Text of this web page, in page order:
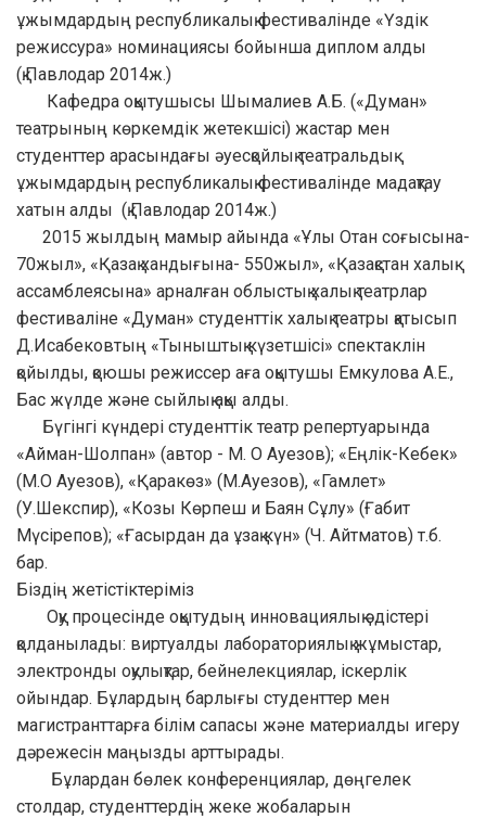
ұжымдардың республикалық фестивалінде «Үздік
режиссура» номинациясы бойынша диплом алды
(қ.Павлодар 2014ж.)
Кафедра оқытушысы Шымалиев А.Б. («Думан»
театрының көркемдік жетекшісі) жастар мен
студенттер арасындағы әуесқойлық театральдық
ұжымдардың республикалық фестивалінде мадақтау
хатын алды (қ.Павлодар 2014ж.)
2015 жылдың мамыр айында «Ұлы Отан соғысына-
70жыл», «Қазақ хандығына- 550жыл», «Қазақстан халық
ассамблеясына» арналған облыстық халық театрлар
фестиваліне «Думан» студенттік халық театры қатысып
Д.Исабековтың «Тыныштық күзетшісі» спектаклін
қойылды, қоюшы режиссер аға оқытушы Емкулова А.Е.,
Бас жүлде және сыйлық ақы алды.
Бүгінгі күндері студенттік театр репертуарында
«Айман-Шолпан» (автор - М. О Ауезов); «Еңлік-Кебек»
(М.О Ауезов), «Қаракөз» (М.Ауезов), «Гамлет»
(У.Шекспир), «Козы Көрпеш и Баян Сұлу» (Ғабит
Мүсірепов); «Ғасырдан да ұзақ күн» (Ч. Айтматов) т.б.
бар.
Біздің жетістіктеріміз
Оқу процесінде оқытудың инновациялық әдістері
қолданылады: виртуалды лабораториялық жұмыстар,
электронды оқулықтар, бейнелекциялар, іскерлік
ойындар. Бұлардың барлығы студенттер мен
магистранттарға білім сапасы және материалды игеру
дәрежесін маңызды арттырады.
Бұлардан бөлек конференциялар, дөңгелек
столдар, студенттердің жеке жобаларын